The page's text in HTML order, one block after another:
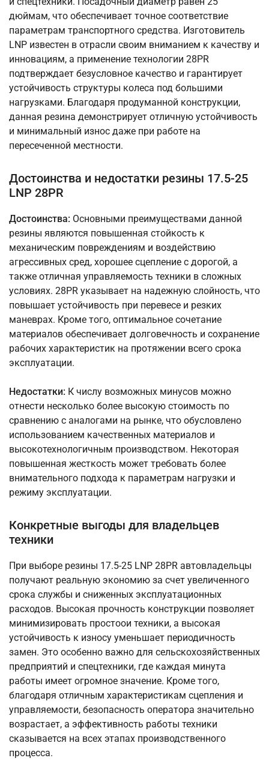
дюймам, что обеспечивает точное соответствие
параметрам транспортного средства. Изготовитель
LNP известен в отрасли своим вниманием к качеству и
инновациям, а применение технологии 28PR
подтверждает безусловное качество и гарантирует
устойчивость структуры колеса под большими
нагрузками. Благодаря продуманной конструкции,
данная резина демонстрирует отличную устойчивость
и минимальный износ даже при работе на
пересеченной местности.
Достоинства и недостатки резины 17.5-25
LNP 28PR
Достоинства: Основными преимуществами данной
резины являются повышенная стойкость к
механическим повреждениям и воздействию
агрессивных сред, хорошее сцепление с дорогой, а
также отличная управляемость техники в сложных
условиях. 28PR указывает на надежную слойность, что
повышает устойчивость при перевесе и резких
маневрах. Кроме того, оптимальное сочетание
материалов обеспечивает долговечность и сохранение
рабочих характеристик на протяжении всего срока
эксплуатации.
Недостатки: К числу возможных минусов можно
отнести несколько более высокую стоимость по
сравнению с аналогами на рынке, что обусловлено
использованием качественных материалов и
высокотехнологичным производством. Некоторая
повышенная жесткость может требовать более
внимательного подхода к параметрам нагрузки и
режиму эксплуатации.
Конкретные выгоды для владельцев
техники
При выборе резины 17.5-25 LNP 28PR автовладельцы
получают реальную экономию за счет увеличенного
срока службы и сниженных эксплуатационных
расходов. Высокая прочность конструкции позволяет
минимизировать простоои техники, а высокая
устойчивость к износу уменьшает периодичность
замен. Это особенно важно для сельскохозяйственных
предприятий и спецтехники, где каждая минута
работы имеет огромное значение. Кроме того,
благодаря отличным характеристикам сцепления и
управляемости, безопасность оператора значительно
возрастает, а эффективность работы техники
сказывается на всех этапах производственного
процесса.